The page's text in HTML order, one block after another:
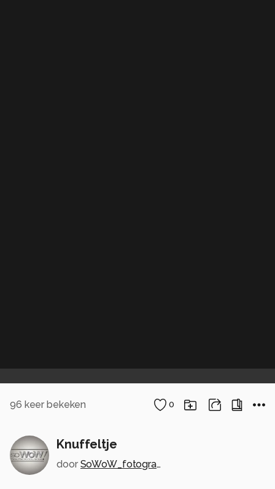
96 keer bekeken 0
Knuffeltje
door SoWoW_fotografie